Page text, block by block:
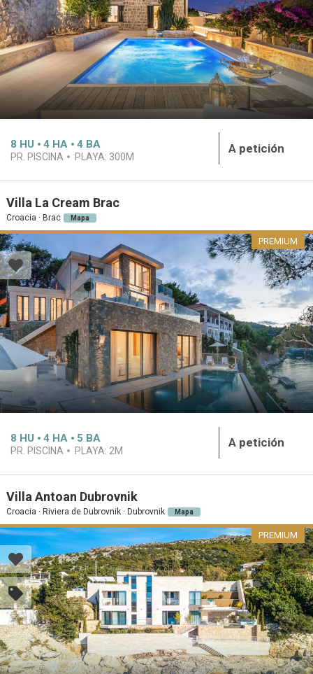
8 HU 4 HA 4 BA
PR. PISCINA PLAYA: 300M
A petición
Villa La Cream Brac
Croacia · Brac Mapa
PREMIUM
8 HU 4 HA 5 BA
PR. PISCINA PLAYA: 2M
A petición
Villa Antoan Dubrovnik
Croacia · Riviera de Dubrovnik · Dubrovnik Mapa
PREMIUM